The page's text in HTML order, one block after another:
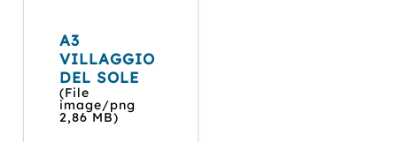
A3
VILLAGGIO
DEL SOLE
(File
image/png
2,86 MB)